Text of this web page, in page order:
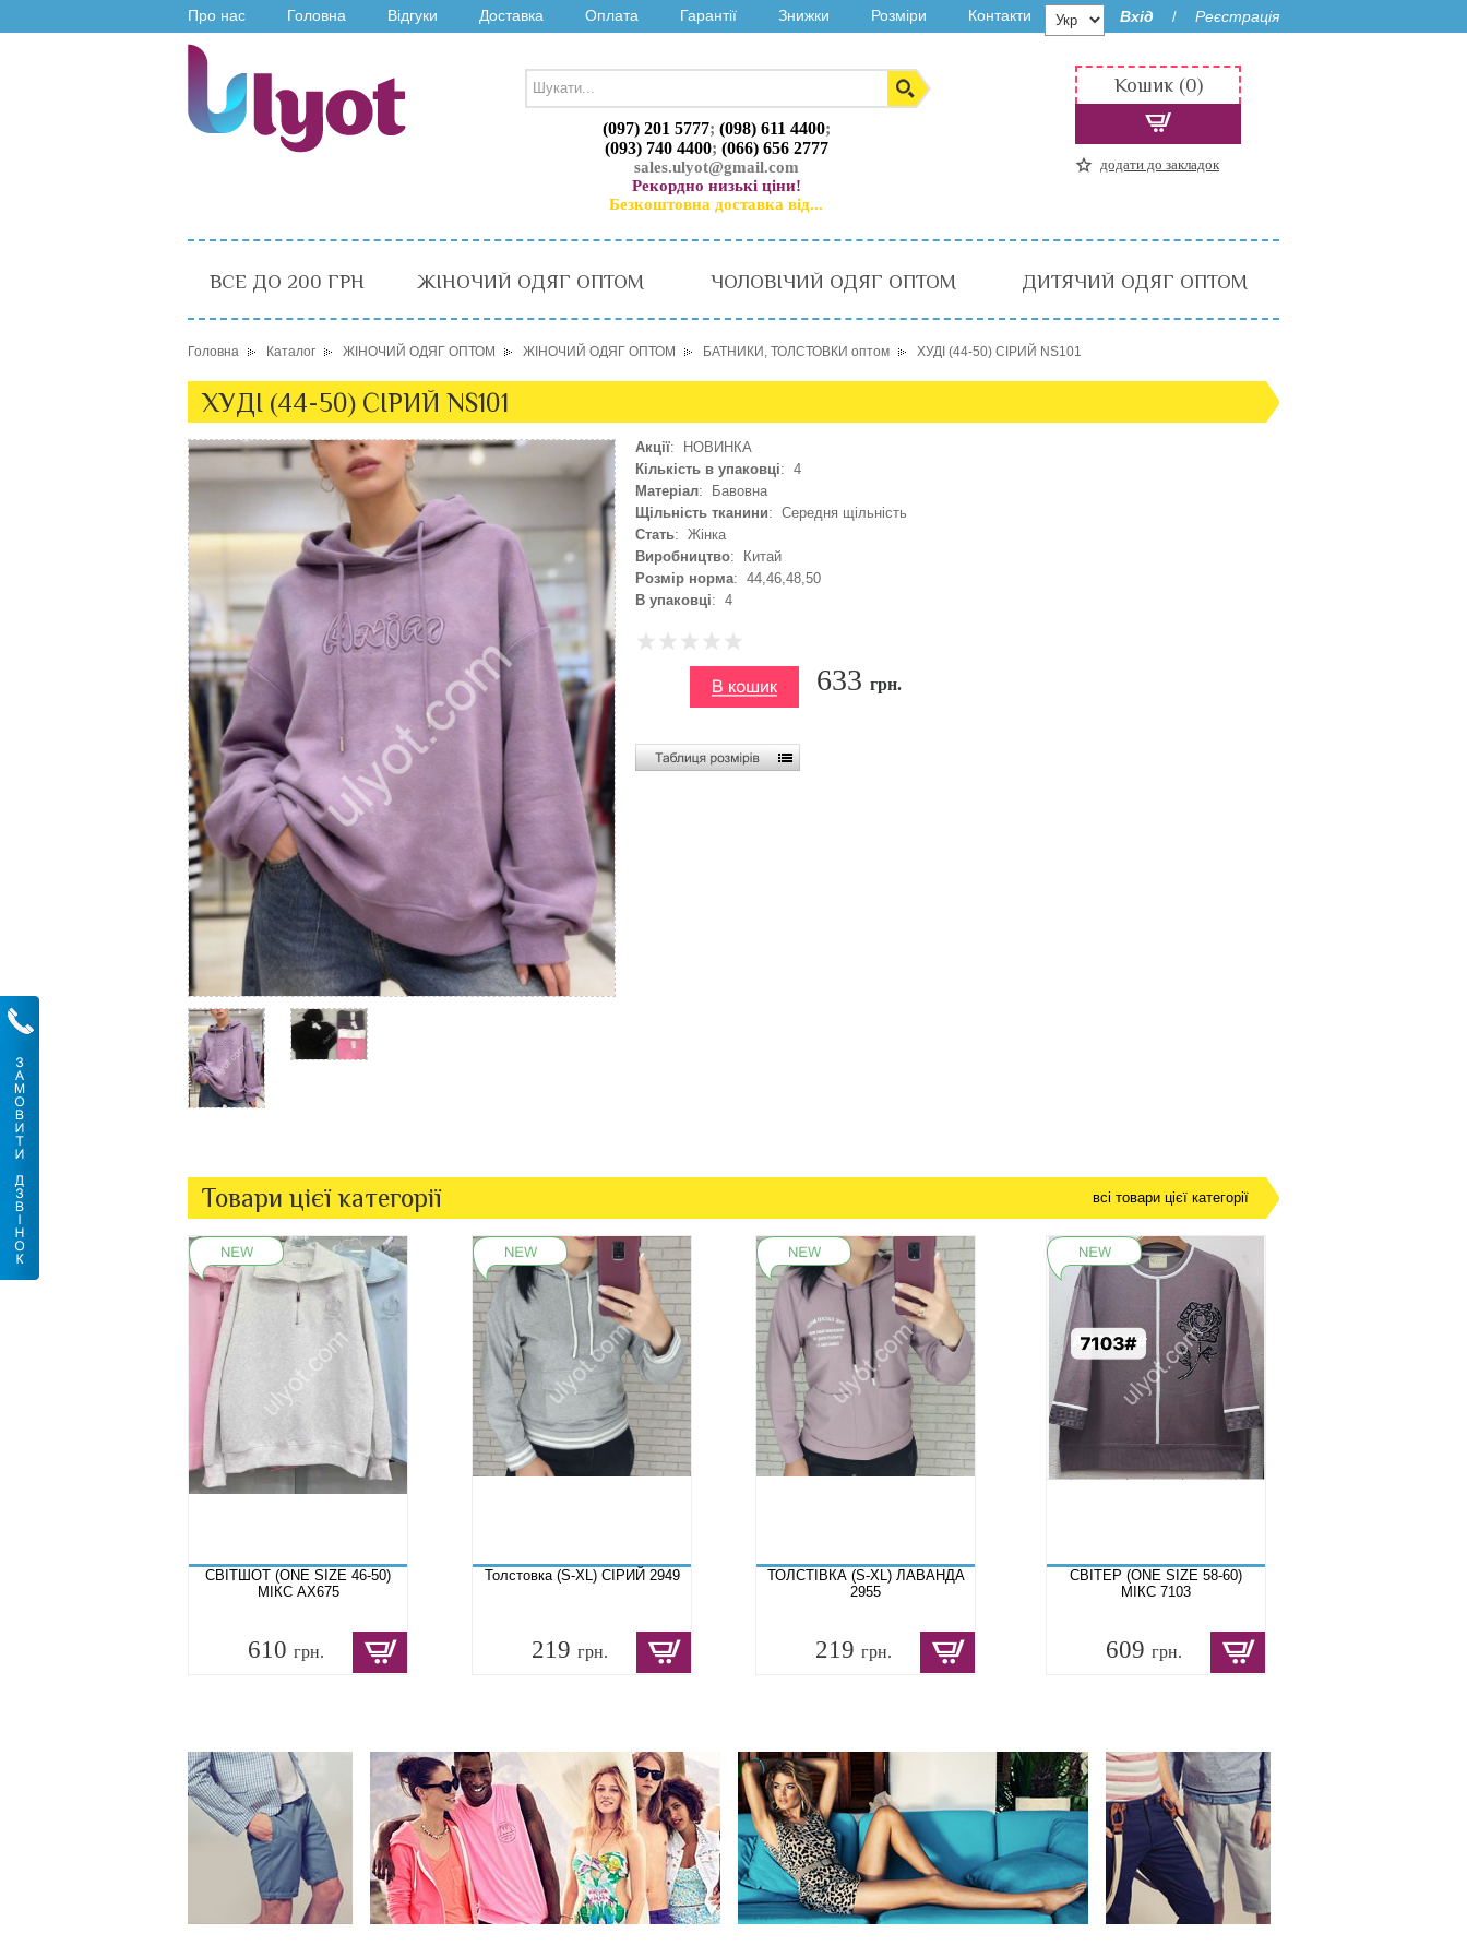
Про нас Головна Відгуки Доставка Оплата Гарантії Знижки Розміри Контакти Вхід / Реєстрація
(097) 201 5777; (098) 611 4400;
(093) 740 4400; (066) 656 2777
sales.ulyot@gmail.com
Рекордно низькі ціни!
Безкоштовна доставка від...
Кошик (0)
додати до закладок
ВСЕ ДО 200 ГРН ЖІНОЧИЙ ОДЯГ ОПТОМ ЧОЛОВІЧИЙ ОДЯГ ОПТОМ ДИТЯЧИЙ ОДЯГ ОПТОМ
Головна Каталог ЖІНОЧИЙ ОДЯГ ОПТОМ ЖІНОЧИЙ ОДЯГ ОПТОМ БАТНИКИ, ТОЛСТОВКИ оптом ХУДІ (44-50) СІРИЙ NS101
ХУДІ (44-50) СІРИЙ NS101
Акції: НОВИНКА
Кількість в упаковці: 4
Матеріал: Бавовна
Щільність тканини: Середня щільність
Стать: Жінка
Виробництво: Китай
Розмір норма: 44,46,48,50
В упаковці: 4
633 грн.
Товари цієї категорії всі товари цієї категорії
СВІТШОТ (ONE SIZE 46-50)
МІКС AX675
610 грн.
Толстовка (S-XL) СІРИЙ 2949
219 грн.
ТОЛСТІВКА (S-XL) ЛАВАНДА
2955
219 грн.
СВІТЕР (ONE SIZE 58-60)
МІКС 7103
609 грн.